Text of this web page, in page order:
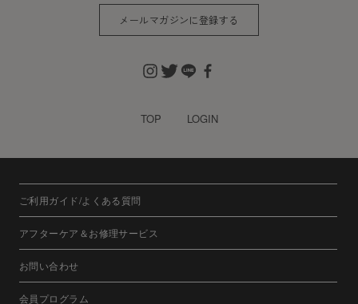
メールマガジンに登録する
TOP LOGIN
ご利用ガイド/よくある質問
アフターケア＆お修理サービス
お問い合わせ
会員プログラム